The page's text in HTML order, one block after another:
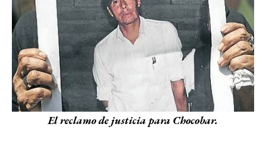
El reclamo de justicia para Chocobar.